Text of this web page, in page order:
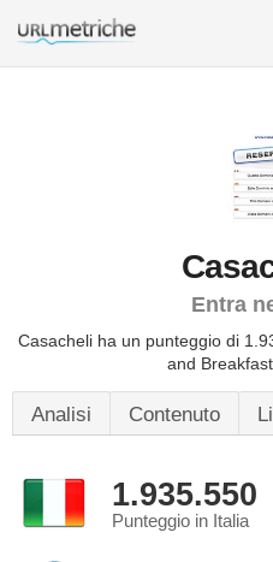
Entra
Casacheli ha un punteggio di
and
Analisi Contenuto
1.935.550
Punteggio in Italia